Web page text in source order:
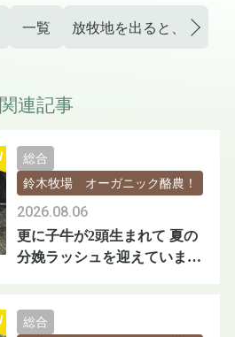
一覧
関連記事
更に子牛が2頭生まれて 夏の
分娩ラッシュを迎えています
2026.08.06
総合
鈴木牧場 オーガニック酪農！
総合